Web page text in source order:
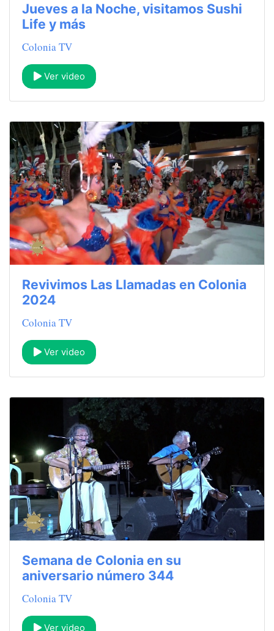
Jueves a la Noche, visitamos Sushi
Life y más
Colonia TV
Ver video
Revivimos Las Llamadas en Colonia
2024
Colonia TV
Ver video
Semana de Colonia en su
aniversario número 344
Colonia TV
Ver video